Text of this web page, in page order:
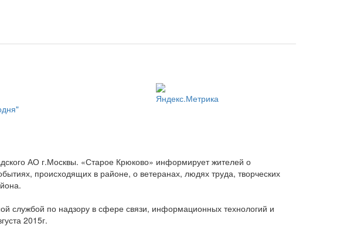
АО г.Москвы. «Старое Крюково» информирует жителей о
происходящих в районе, о ветеранах, людях труда, творческих
службой по надзору в сфере связи, информационных технологий и
2015г.